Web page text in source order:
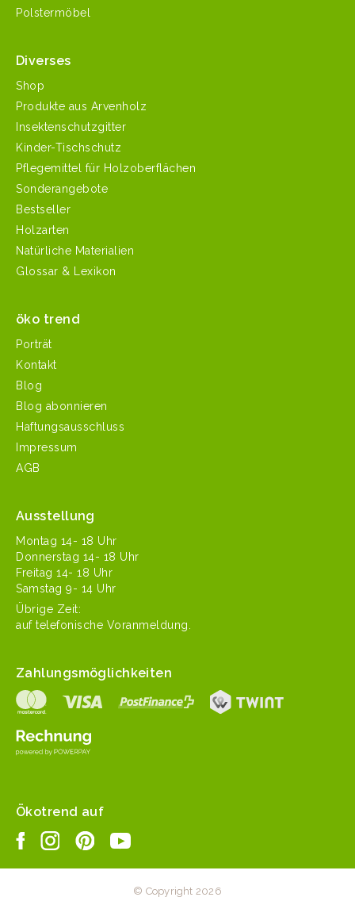
Polstermöbel
Diverses
Shop
Produkte aus Arvenholz
Insektenschutzgitter
Kinder-Tischschutz
Pflegemittel für Holzoberflächen
Sonderangebote
Bestseller
Holzarten
Natürliche Materialien
Glossar & Lexikon
öko trend
Porträt
Kontakt
Blog
Blog abonnieren
Haftungsausschluss
Impressum
AGB
Ausstellung
Mon­tag 14- 18 Uhr
Don­ner­stag 14- 18 Uhr
Fre­itag 14- 18 Uhr
Sam­stag 9- 14 Uhr
Übrige Zeit:
auf tele­fonis­che Voranmeldung.
Zahlungsmöglichkeiten
Ökotrend auf
© Copyright 2026